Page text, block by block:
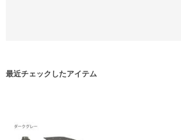
最近チェックしたアイテム